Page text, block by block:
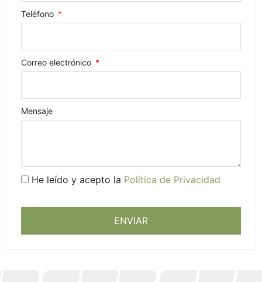
Teléfono
Correo electrónico
Mensaje
He leído y acepto la Política de Privacidad
ENVIAR